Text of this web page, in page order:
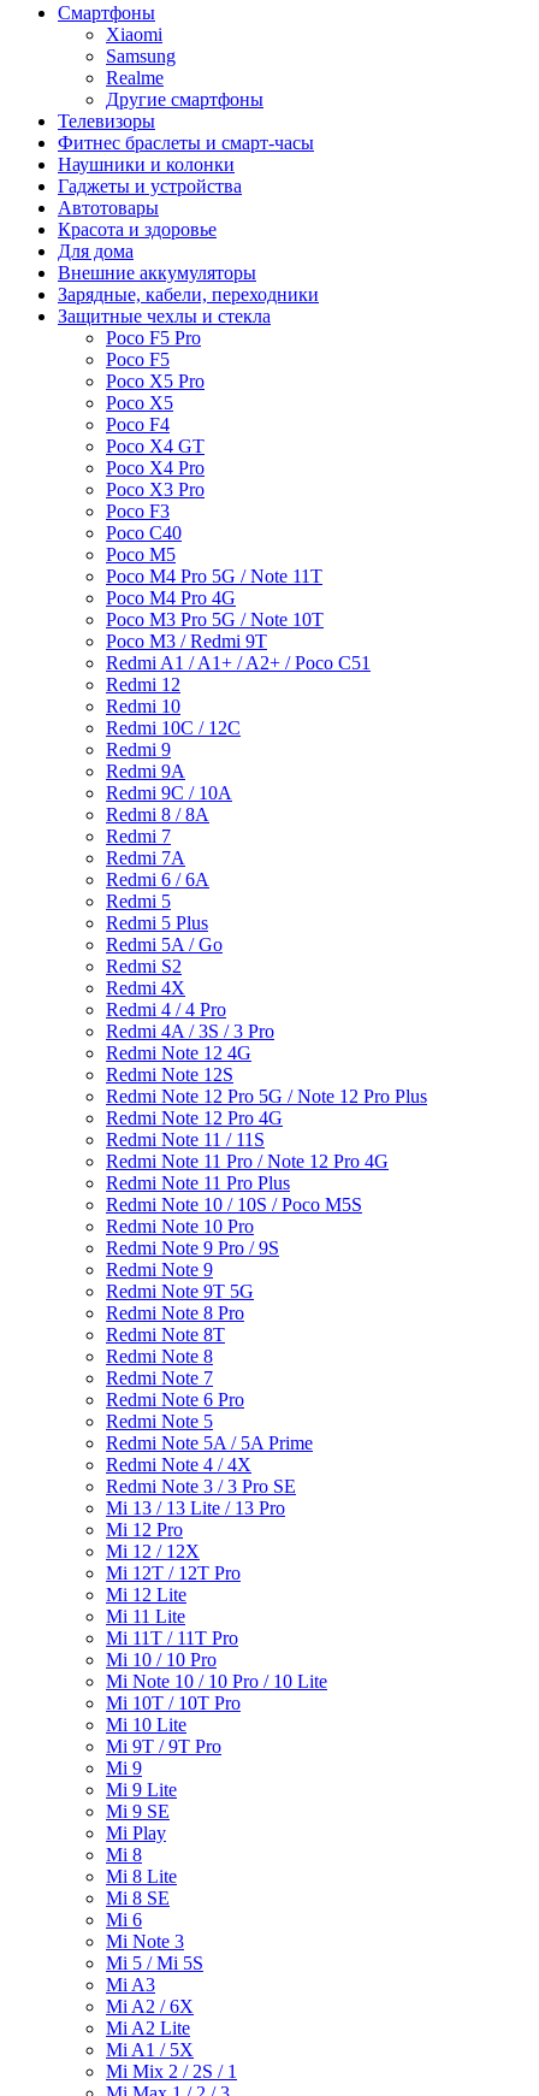
Смартфоны
Xiaomi
Samsung
Realme
Другие смартфоны
Телевизоры
Фитнес браслеты и смарт-часы
Наушники и колонки
Гаджеты и устройства
Автотовары
Красота и здоровье
Для дома
Внешние аккумуляторы
Зарядные, кабели, переходники
Защитные чехлы и стекла
Poco F5 Pro
Poco F5
Poco X5 Pro
Poco X5
Poco F4
Poco X4 GT
Poco X4 Pro
Poco X3 Pro
Poco F3
Poco C40
Poco M5
Poco M4 Pro 5G / Note 11T
Poco M4 Pro 4G
Poco M3 Pro 5G / Note 10T
Poco M3 / Redmi 9T
Redmi A1 / A1+ / A2+ / Poco C51
Redmi 12
Redmi 10
Redmi 10C / 12C
Redmi 9
Redmi 9A
Redmi 9C / 10A
Redmi 8 / 8A
Redmi 7
Redmi 7A
Redmi 6 / 6A
Redmi 5
Redmi 5 Plus
Redmi 5A / Go
Redmi S2
Redmi 4X
Redmi 4 / 4 Pro
Redmi 4A / 3S / 3 Pro
Redmi Note 12 4G
Redmi Note 12S
Redmi Note 12 Pro 5G / Note 12 Pro Plus
Redmi Note 12 Pro 4G
Redmi Note 11 / 11S
Redmi Note 11 Pro / Note 12 Pro 4G
Redmi Note 11 Pro Plus
Redmi Note 10 / 10S / Poco M5S
Redmi Note 10 Pro
Redmi Note 9 Pro / 9S
Redmi Note 9
Redmi Note 9T 5G
Redmi Note 8 Pro
Redmi Note 8T
Redmi Note 8
Redmi Note 7
Redmi Note 6 Pro
Redmi Note 5
Redmi Note 5A / 5A Prime
Redmi Note 4 / 4X
Redmi Note 3 / 3 Pro SE
Mi 13 / 13 Lite / 13 Pro
Mi 12 Pro
Mi 12 / 12X
Mi 12T / 12T Pro
Mi 12 Lite
Mi 11 Lite
Mi 11T / 11T Pro
Mi 10 / 10 Pro
Mi Note 10 / 10 Pro / 10 Lite
Mi 10T / 10T Pro
Mi 10 Lite
Mi 9T / 9T Pro
Mi 9
Mi 9 Lite
Mi 9 SE
Mi Play
Mi 8
Mi 8 Lite
Mi 8 SE
Mi 6
Mi Note 3
Mi 5 / Mi 5S
Mi A3
Mi A2 / 6X
Mi A2 Lite
Mi A1 / 5X
Mi Mix 2 / 2S / 1